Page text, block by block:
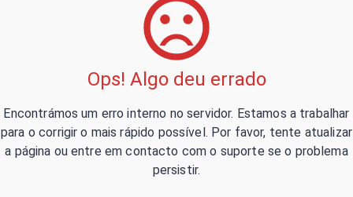
Ops! Algo deu errado
Encontrámos um erro interno no servidor. Estamos a trabalhar
para o corrigir o mais rápido possível. Por favor, tente atualizar
a página ou entre em contacto com o suporte se o problema
persistir.